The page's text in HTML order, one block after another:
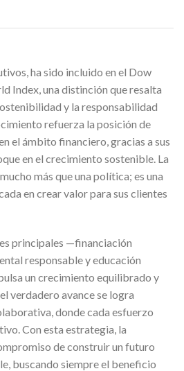
ha sido incluido en el Dow
Index, una distinción que resalta
y la responsabilidad
refuerza la posición de
el ámbito financiero, gracias a sus
en el crecimiento sostenible. La
más que una política; es una
en crear valor para sus clientes
principales —financiación
responsable y educación
un crecimiento equilibrado y
verdadero avance se logra
donde cada esfuerzo
Con esta estrategia, la
de construir un futuro
buscando siempre el beneficio